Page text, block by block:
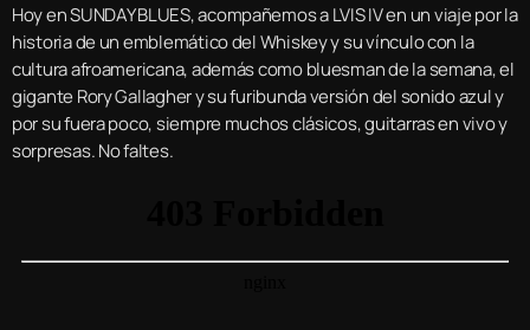
Hoy en SUNDAY BLUES, acompañemos a LVIS IV en un viaje por la
historia de un emblemático del Whiskey y su vínculo con la
cultura afroamericana, además como bluesman de la semana, el
gigante Rory Gallagher y su furibunda versión del sonido azul y
por su fuera poco, siempre muchos clásicos, guitarras en vivo y
sorpresas. No faltes.